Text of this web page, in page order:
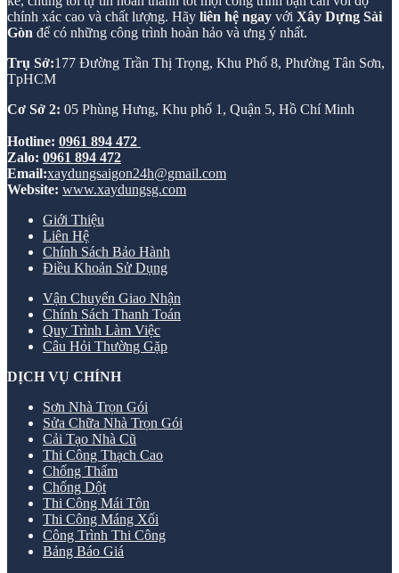
chính xác cao và chất lượng. Hãy liên hệ ngay với Xây Dựng Sài
Gòn để có những công trình hoàn hảo và ưng ý nhất.
Trụ Sở:177 Đường Trần Thị Trọng, Khu Phố 8, Phường Tân Sơn,
TpHCM
Cơ Sở 2: 05 Phùng Hưng, Khu phố 1, Quận 5, Hồ Chí Minh
Hotline: 0961 894 472
Zalo: 0961 894 472
Email:xaydungsaigon24h@gmail.com
Website: www.xaydungsg.com
Giới Thiệu
Liên Hệ
Chính Sách Bảo Hành
Điều Khoản Sử Dụng
Vận Chuyển Giao Nhận
Chính Sách Thanh Toán
Quy Trình Làm Việc
Câu Hỏi Thường Gặp
DỊCH VỤ CHÍNH
Sơn Nhà Trọn Gói
Sửa Chữa Nhà Trọn Gói
Cải Tạo Nhà Cũ
Thi Công Thạch Cao
Chống Thấm
Chống Dột
Thi Công Mái Tôn
Thi Công Máng Xối
Công Trình Thi Công
Bảng Báo Giá